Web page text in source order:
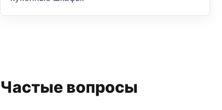
Частые вопросы